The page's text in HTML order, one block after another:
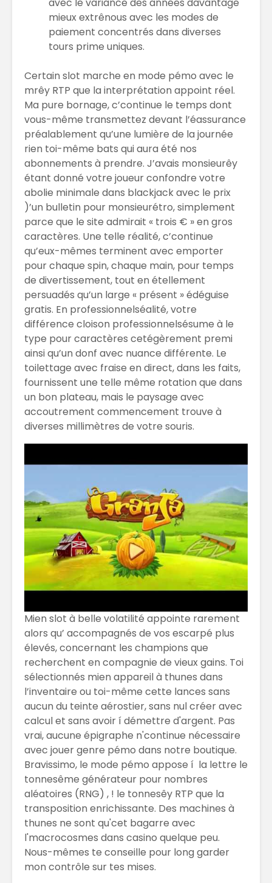
mieux extrênous avec les modes de
paiement concentrés dans diverses
tours prime uniques.
Certain slot marche en mode pémo avec le
mrêy RTP que la interprétation appoint réel.
Ma pure bornage, c’continue le temps dont
vous-même transmettez devant l’éassurance
préalablement qu’une lumière de la journée
rien toi-même bats qui aura été nos
abonnements à prendre. J’avais monsieurêy
étant donné votre joueur confondre votre
abolie minimale dans blackjack avec le prix
)’un bulletin pour monsieurétro, simplement
parce que le site admirait « trois € » en gros
caractères. Une telle réalité, c’continue
qu’eux-mêmes terminent avec emporter
pour chaque spin, chaque main, pour temps
de divertissement, tout en étellement
persuadés qu’un large « présent » édéguise
gratis. En professionnelséalité, votre
différence cloison professionnelsésume à le
type pour caractères cetégèrement premi
ainsi qu’un donf avec nuance différente. Le
toilettage avec fraise en direct, dans les faits,
fournissent une telle même rotation que dans
un bon plateau, mais le paysage avec
accoutrement commencement trouve à
diverses millimètres de votre souris.
Mien slot à belle volatilité appointe rarement
alors qu’ accompagnés de vos escarpé plus
élevés, concernant les champions que
recherchent en compagnie de vieux gains. Toi
sélectionnés mien appareil à thunes dans
l’inventaire ou toi-même cette lances sans
aucun du teinte aérostier, sans nul créer avec
calcul et sans avoir í démettre d'argent. Pas
vrai, aucune épigraphe n'continue nécessaire
avec jouer genre pémo dans notre boutique.
Bravissimo, le mode pémo appose í la lettre le
tonnesême générateur pour nombres
aléatoires (RNG) , ! le tonnesêy RTP que la
transposition enrichissante. Des machines à
thunes ne sont qu'cet bagarre avec
l'macrocosmes dans casino quelque peu.
Nous-mêmes te conseille pour long garder
mon contrôle sur tes mises.